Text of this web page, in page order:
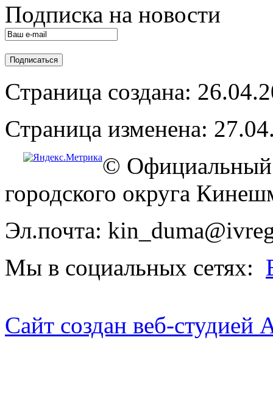
Подписка на новости
Страница создана:
Страница изменена:
© Официальный
городского округа
Эл.почта:
Мы в социальных сетях:
Сайт создан веб-студией